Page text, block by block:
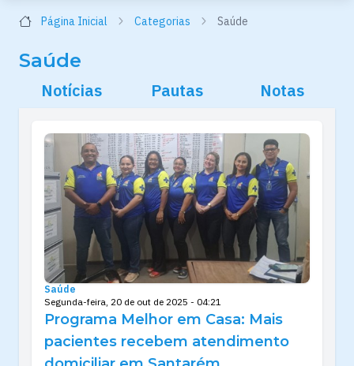
Página Inicial Categorias Saúde
Saúde
Notícias Pautas Notas
Saúde
Segunda-feira, 20 de out de 2025 - 04:21
Programa Melhor em Casa: Mais
pacientes recebem atendimento